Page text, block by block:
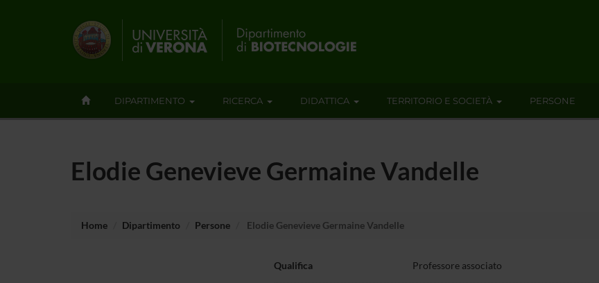
DIPARTIMENTO RICERCA DIDATTICA TERRITORIO E SOCIETÀ PERSONE
Elodie Genevieve Germaine Vandelle
Home Dipartimento Persone Elodie Genevieve Germaine Vandelle
Qualifica Professore associato